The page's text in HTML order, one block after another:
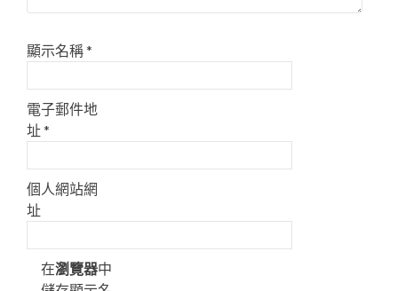
顯示名稱*
電子郵件地
址*
個人網站網
址
在瀏覽器中